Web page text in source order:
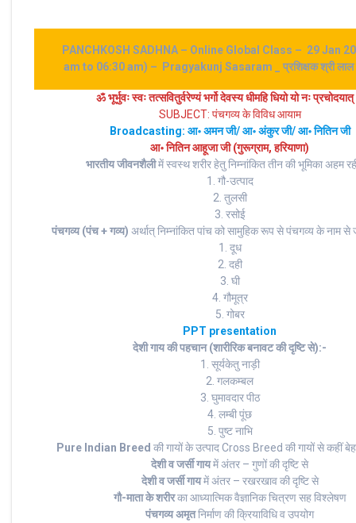
PANCHKOSH SADHNA – Online Global Class – 29 Jan
am to 06:30 am) – Pragyakunj Sasaram _ प्रशिक्षक श्री लाल
ॐ भूर्भुवः स्‍वः तत्‍सवितुर्वरेण्‍यं भर्गो देवस्य धीमहि धियो यो नः
SUBJECT: पंचगव्य के विविध आयाम
Broadcasting: आ॰ अमन जी/ आ॰ अंकुर जी/ आ॰ नितिन जी
आ॰ नितिन आहूजा जी (गुरूग्राम, हरियाणा)
भारतीय जीवनशैलीमें स्वस्थ शरीर हेतु निम्नांकित तीन की भूमिका अहम
1. गौ-उत्पाद
2. तुलसी
3. रसोई
पंचगव्य (पंच + गव्य) अर्थात् निम्नांकित पांच को सामुहिक रूप से पंचगव्य के नाम से
1. दूध
2. दही
3. घी
4. गौमूत्र
5. गोबर
PPT presentation
देशी गाय की पहचान (शारीरिक बनावट की दृष्टि से):-
1. सूर्यकेतु नाड़ी
2. गलकम्बल
3. घुमावदार पीठ
4. लम्बी पूंछ
5. पुष्ट नाभि
Pure Indian Breed की गायों के उत्पाद Cross Breed की गायों से कहीं
देशी व जर्सी गायमें अंतर – गुणों की दृष्टि से
देशी व जर्सी गायमें अंतर – रखरखाव की दृष्टि से
गौ-माता के शरीरका आध्यात्मिक वैज्ञानिक चित्रण सह विश्लेषण
पंचगव्य अमृतनिर्माण की क्रियाविधि व उपयोग